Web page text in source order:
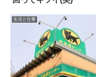
生活と仕事